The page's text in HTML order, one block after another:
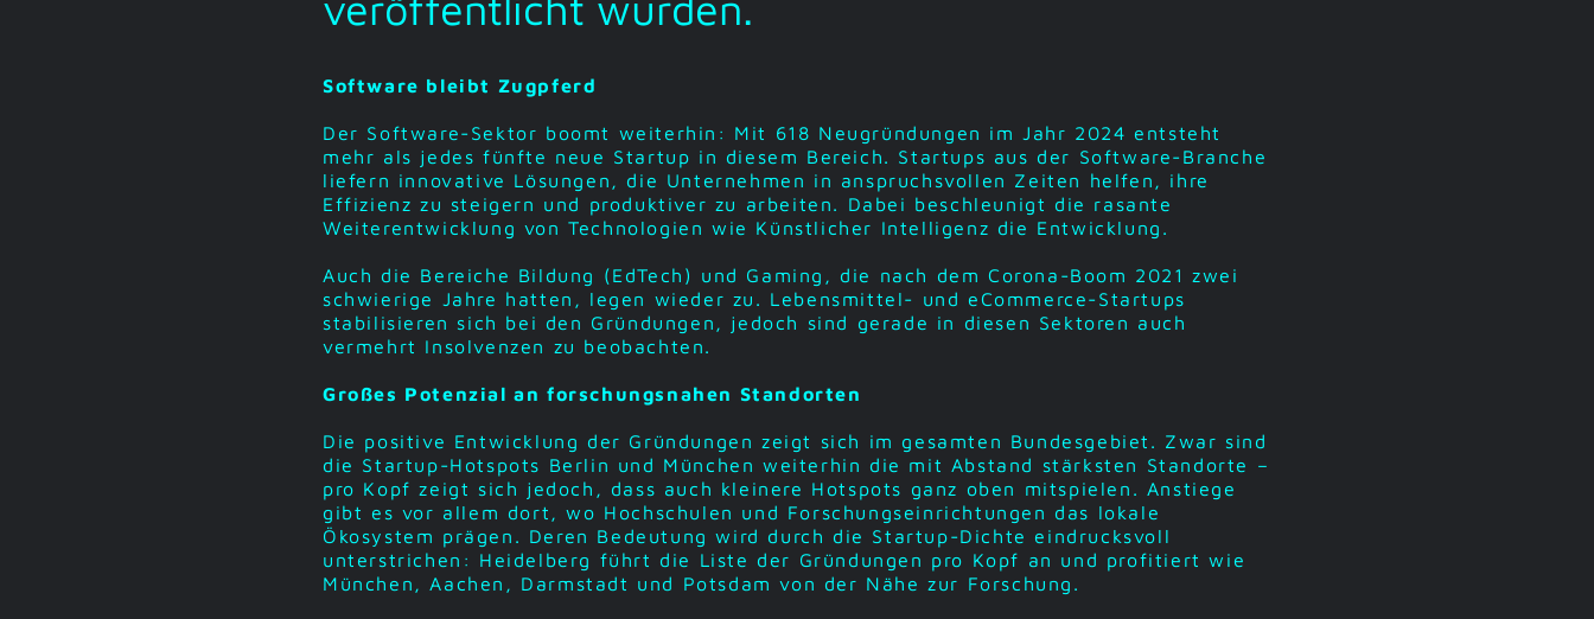
Software bleibt Zugpferd
Der Software-Sektor boomt weiterhin: Mit 618 Neugründungen im Jahr 2024 entsteht
mehr als jedes fünfte neue Startup in diesem Bereich. Startups aus der Software-Branche
liefern innovative Lösungen, die Unternehmen in anspruchsvollen Zeiten helfen, ihre
Effizienz zu steigern und produktiver zu arbeiten. Dabei beschleunigt die rasante
Weiterentwicklung von Technologien wie Künstlicher Intelligenz die Entwicklung.
Auch die Bereiche Bildung (EdTech) und Gaming, die nach dem Corona-Boom 2021 zwei
schwierige Jahre hatten, legen wieder zu. Lebensmittel- und eCommerce-Startups
stabilisieren sich bei den Gründungen, jedoch sind gerade in diesen Sektoren auch
vermehrt Insolvenzen zu beobachten.
Großes Potenzial an forschungsnahen Standorten
Die positive Entwicklung der Gründungen zeigt sich im gesamten Bundesgebiet. Zwar sind
die Startup-Hotspots Berlin und München weiterhin die mit Abstand stärksten Standorte –
pro Kopf zeigt sich jedoch, dass auch kleinere Hotspots ganz oben mitspielen. Anstiege
gibt es vor allem dort, wo Hochschulen und Forschungseinrichtungen das lokale
Ökosystem prägen. Deren Bedeutung wird durch die Startup-Dichte eindrucksvoll
unterstrichen: Heidelberg führt die Liste der Gründungen pro Kopf an und profitiert wie
München, Aachen, Darmstadt und Potsdam von der Nähe zur Forschung.